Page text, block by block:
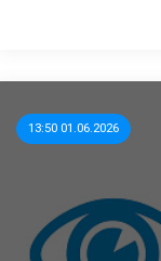
13:50 01.06.2026